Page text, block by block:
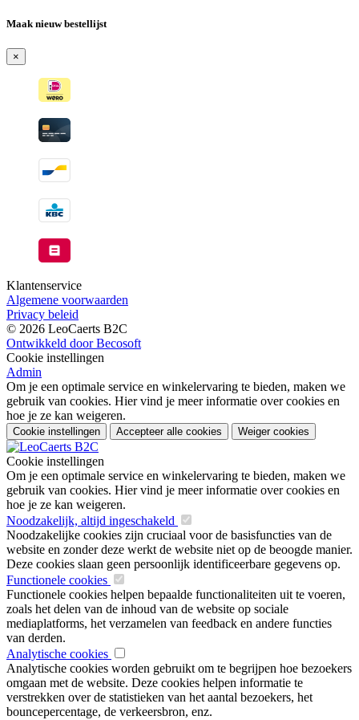
-
verzonden
wanneer
beschikbaar
Maak nieuw bestellijst
×
Klantenservice
Algemene voorwaarden
Privacy beleid
© 2026 LeoCaerts B2C
Ontwikkeld door Becosoft
Cookie instellingen
Admin
Om je een optimale service en winkelervaring te bieden, maken we
gebruik van cookies. Hier vind je meer informatie over cookies en
hoe je ze kan weigeren.
Cookie instellingen Accepteer alle cookies Weiger cookies
Cookie instellingen
Om je een optimale service en winkelervaring te bieden, maken we
gebruik van cookies. Hier vind je meer informatie over cookies en
hoe je ze kan weigeren.
Noodzakelijk, altijd ingeschakeld
Noodzakelijke cookies zijn cruciaal voor de basisfuncties van de
website en zonder deze werkt de website niet op de beoogde manier.
Deze cookies slaan geen persoonlijk identificeerbare gegevens op.
Functionele cookies
Functionele cookies helpen bepaalde functionaliteiten uit te voeren,
zoals het delen van de inhoud van de website op sociale
mediaplatforms, het verzamelen van feedback en andere functies
van derden.
Analytische cookies
Analytische cookies worden gebruikt om te begrijpen hoe bezoekers
omgaan met de website. Deze cookies helpen informatie te
verstrekken over de statistieken van het aantal bezoekers, het
bouncepercentage, de verkeersbron, enz.